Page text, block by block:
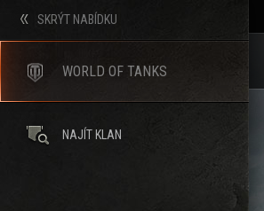
SKRÝT NABÍDKU
WORLD OF TANKS
NAJÍT KLAN